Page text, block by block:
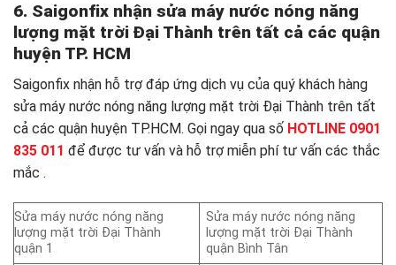
6. Saigonfix nhận sửa máy nước nóng năng
lượng mặt trời Đại Thành trên tất cả các quận
huyện TP. HCM
Saigonfix nhận hỗ trợ đáp ứng dịch vụ của quý khách hàng
sửa máy nước nóng năng lượng mặt trời Đại Thành trên tất
cả các quận huyện TP.HCM. Gọi ngay qua số HOTLINE 0901
835 011 để được tư vấn và hỗ trợ miễn phí tư vấn các thắc
mắc .
Sửa máy nước nóng năng
lượng mặt trời Đại Thành
quận 1
Sửa máy nước nóng năng
lượng mặt trời Đại Thành
quận Bình Tân